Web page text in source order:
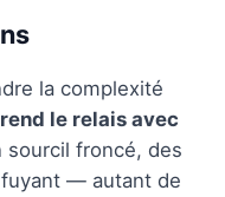
la complexité
le relais avec
sourcil froncé, des
— autant de